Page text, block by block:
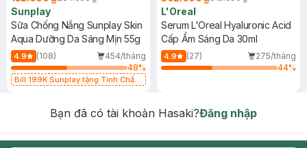
Sunplay
Sữa Chống Nắng Sunplay Skin
Aqua Dưỡng Da Sáng Mịn 55g
4.9 (108)
454/tháng
48%
Bill 199K Sunplay tặng Tinh Chất
L'Oreal
Serum L'Oreal Hyaluronic Acid
Cấp Ẩm Sáng Da 30ml
4.9 (27)
275/tháng
44%
Bạn đã có tài khoản Hasaki?Đăng nhập